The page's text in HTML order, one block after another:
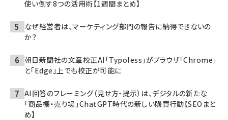
使い倒す8つの活用術【1週間まとめ】
なぜ経営者は、マーケティング部門の報告に納得できないの
か？
朝日新聞社の文章校正AI「Typoless」がブラウザ「Chrome」
と「Edge」上でも校正が可能に
AI回答のフレーミング（見せ方・提示）は、デジタルの新たな
「商品棚・売り場」――ChatGPT時代の新しい購買行動【SEOまと
め】